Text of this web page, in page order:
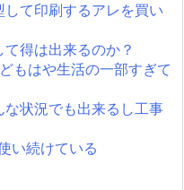
て印刷するアレを買い
得は出来るのか？
もはや生活の一部すぎて
状況でも出来るし工事
い続けている